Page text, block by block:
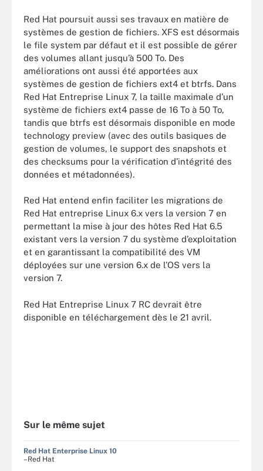
Red Hat poursuit aussi ses travaux en matière de
systèmes de gestion de fichiers. XFS est désormais
le file system par défaut et il est possible de gérer
des volumes allant jusqu’à 500 To. Des
améliorations ont aussi été apportées aux
systèmes de gestion de fichiers ext4 et btrfs. Dans
Red Hat Entreprise Linux 7, la taille maximale d’un
système de fichiers ext4 passe de 16 To à 50 To,
tandis que btrfs est désormais disponible en mode
technology preview (avec des outils basiques de
gestion de volumes, le support des snapshots et
des checksums pour la vérification d’intégrité des
données et métadonnées).
Red Hat entend enfin faciliter les migrations de
Red Hat entreprise Linux 6.x vers la version 7 en
permettant la mise à jour des hôtes Red Hat 6.5
existant vers la version 7 du système d’exploitation
et en garantissant la compatibilité des VM
déployées sur une version 6.x de l’OS vers la
version 7.
Red Hat Entreprise Linux 7 RC devrait être
disponible en téléchargement dès le 21 avril.
Sur le même sujet
Red Hat Enterprise Linux 10
–Red Hat